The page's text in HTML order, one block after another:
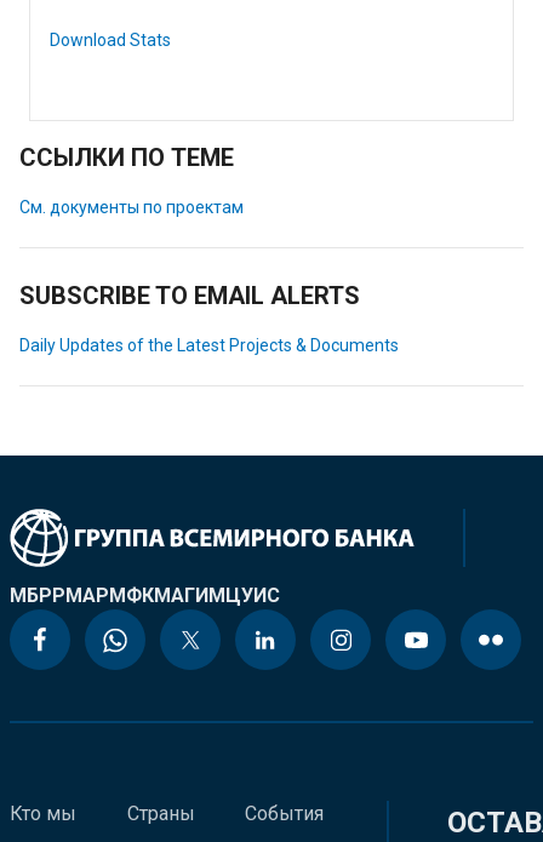
Download Stats
ССЫЛКИ ПО ТЕМЕ
См. документы по проектам
SUBSCRIBE TO EMAIL ALERTS
Daily Updates of the Latest Projects & Documents
МБРРМАРМФКМАГИМЦУИС
Кто мы Страны События